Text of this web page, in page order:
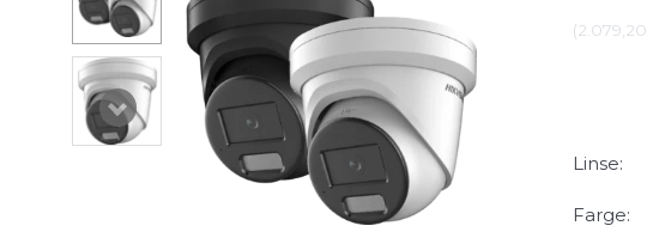
(2.079,20
Linse:
Farge: